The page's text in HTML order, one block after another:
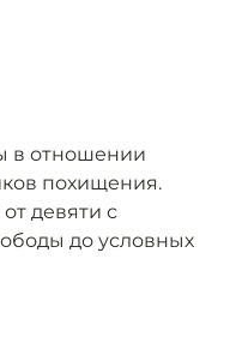
в отношении
похищения.
девяти с
до условных